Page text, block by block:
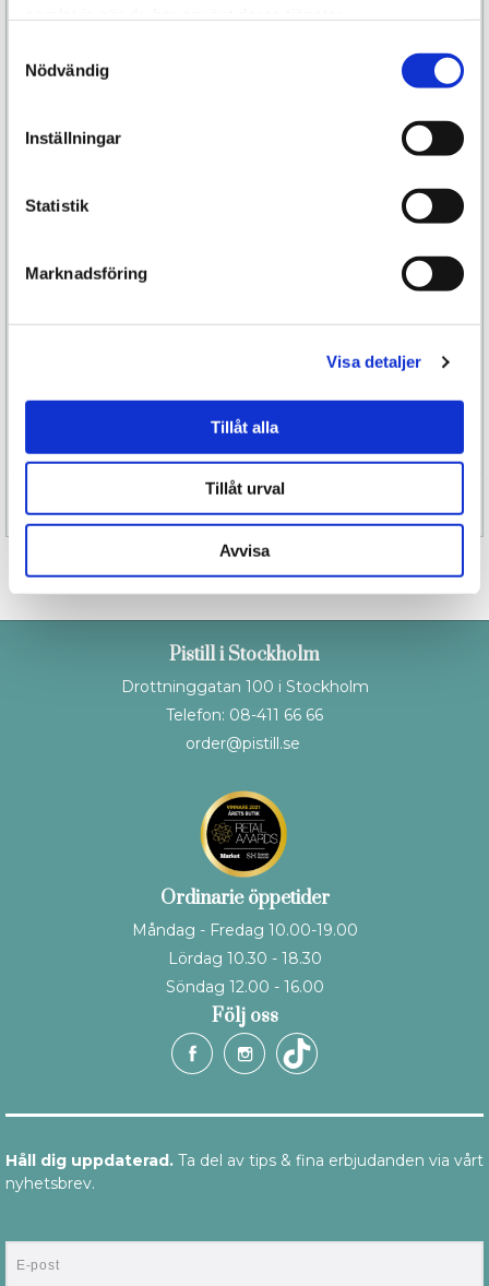
Nödvändig
Inställningar
Statistik
Marknadsföring
Visa detaljer
Tillåt alla
Tillåt urval
Avvisa
smaksatt. Perfekt för intimmassage tillsammans
med din partner. Finns i smakerna Vaniljkola (Soft
Strawberry).
eller varför inte överraska någon du älskar?
oförglömliga stunder med varandra.
Bijoux Indiscrets har stor internationellt anseende
och har dessutom omnämnts i de stora
Modemagasinen över hela världen.
Pistill i Stockholm
Drottninggatan 100 i Stockholm
Telefon: 08-411 66 66
order@pistill.se
Ordinarie öppetider
Måndag - Fredag 10.00-19.00
Lördag 10.30 - 18.30
Söndag 12.00 - 16.00
Följ oss
Håll dig uppdaterad. Ta del av tips & fina erbjudanden via vårt
nyhetsbrev.